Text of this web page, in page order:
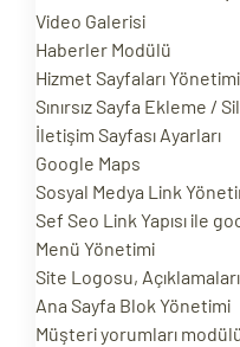
Video Galerisi
Haberler Modülü
Hizmet Sayfaları Yönetimi
Sınırsız Sayfa Ekleme /
İletişim Sayfası Ayarları
Google Maps
Sosyal Medya Link
Sef Seo Link Yapısı ile
Menü Yönetimi
Site Logosu,
Ana Sayfa Blok Yönetimi
Müşteri yorumları